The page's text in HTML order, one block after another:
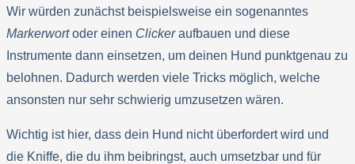
Wir würden zunächst beispielsweise ein sogenanntes
Markerwortoder einen Clickeraufbauen und diese
Instrumente dann einsetzen, um deinen Hund punktgenau zu
belohnen. Dadurch werden viele Tricks möglich, welche
ansonsten nur sehr schwierig umzusetzen wären.
Wichtig ist hier, dass dein Hund nicht überfordert wird und
die Kniffe, die du ihm beibringst, auch umsetzbar und für